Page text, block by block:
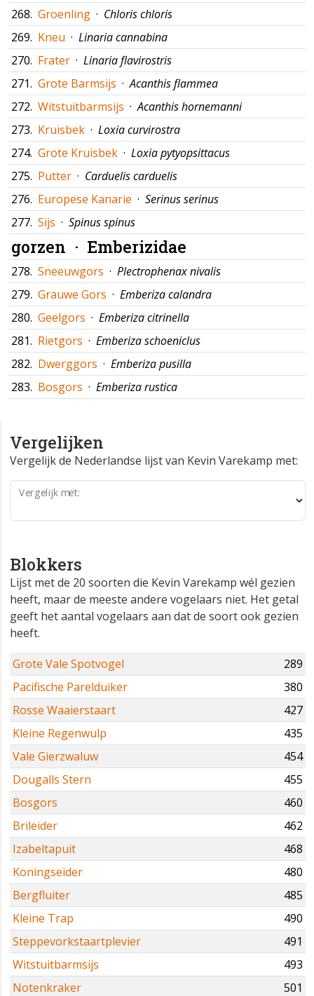
268. Groenling · Chloris chloris
269. Kneu · Linaria cannabina
270. Frater · Linaria flavirostris
271. Grote Barmsijs ·Acanthis flammea
272. Witstuitbarmsijs ·Acanthis hornemanni
273. Kruisbek · Loxia curvirostra
274. Grote Kruisbek · Loxia pytyopsittacus
275. Putter · Carduelis carduelis
276. Europese Kanarie · Serinus serinus
277. Sijs · Spinus spinus
gorzen · Emberizidae
278. Sneeuwgors · Plectrophenax nivalis
279. Grauwe Gors · Emberiza calandra
280. Geelgors · Emberiza citrinella
281. Rietgors · Emberiza schoeniclus
282. Dwerggors · Emberiza pusilla
283. Bosgors · Emberiza rustica
Vergelijken
Vergelijk de Nederlandse lijst van Kevin Varekamp met:
Vergelijk met:
Blokkers
Lijst met de 20 soorten die Kevin Varekamp wél gezien
heeft, maar de meeste andere vogelaars niet. Het getal
geeft het aantal vogelaars aan dat de soort ook gezien
heeft.
Grote Vale Spotvogel
289
Pacifische Parelduiker
380
Rosse Waaierstaart
427
Kleine Regenwulp
435
Vale Gierzwaluw
454
Dougalls Stern
455
Bosgors
460
Brileider
462
Izabeltapuit
468
Koningseider
480
Bergfluiter
485
Kleine Trap
490
Steppevorkstaartplevier
491
Witstuitbarmsijs
493
Notenkraker
501